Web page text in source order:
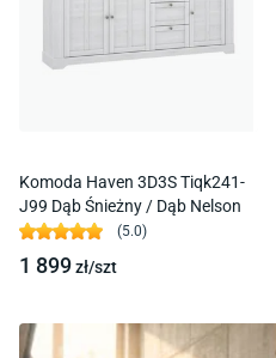
Komoda Haven 3D3S Tiqk241-
J99 Dąb Śnieżny / Dąb Nelson
(5.0)
1 899zł/szt